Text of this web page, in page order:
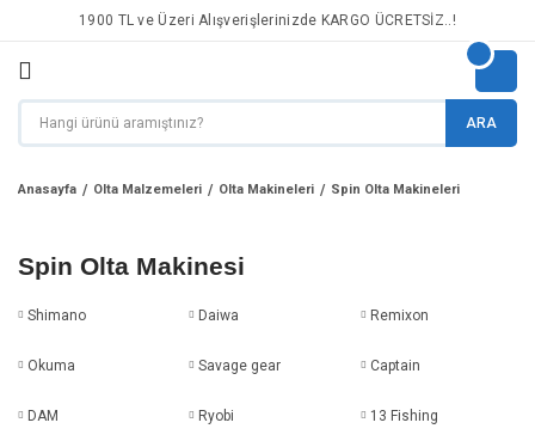
1900 TL ve Üzeri Alışverişlerinizde KARGO ÜCRETSİZ..!
ARA
Anasayfa Olta Malzemeleri Olta Makineleri Spin Olta Makineleri
Spin Olta Makinesi
Shimano Daiwa Remixon
Okuma Savage gear Captain
DAM Ryobi 13 Fishing